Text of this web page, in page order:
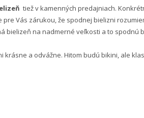
tiež v kamenných predajniach.
pre Vás zárukou, že spodnej bielizni
na nadmerné veľkosti a to spodnú
krásne a odvážne. Hitom budú bikini, ale